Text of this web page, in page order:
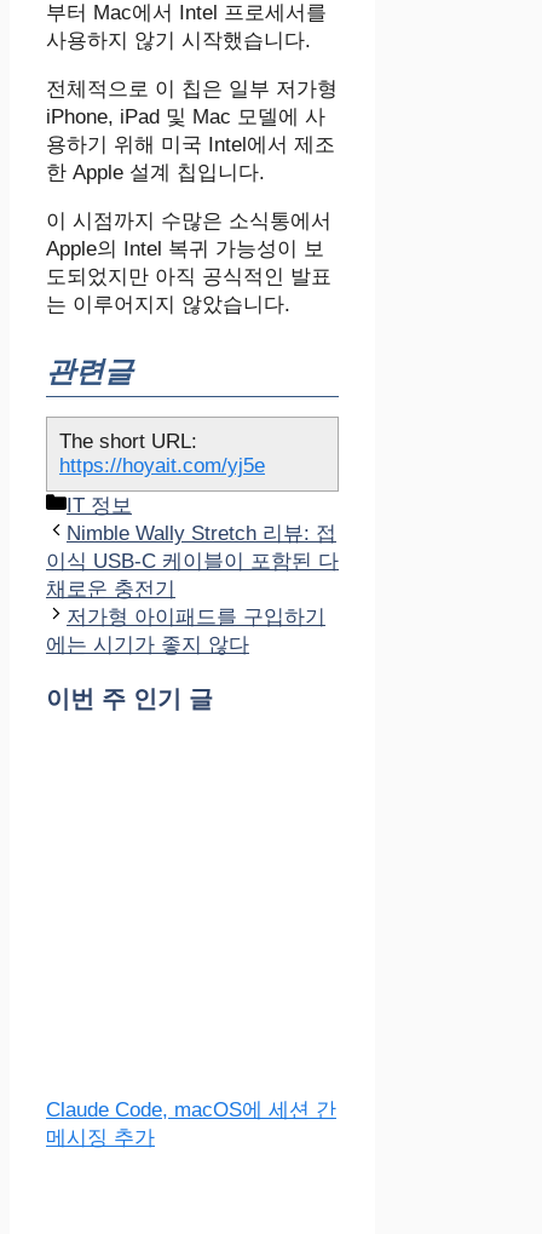
부터 Mac에서 Intel 프로세서를
사용하지 않기 시작했습니다.
전체적으로 이 칩은 일부 저가형
iPhone, iPad 및 Mac 모델에 사
용하기 위해 미국 Intel에서 제조
한 Apple 설계 칩입니다.
이 시점까지 수많은 소식통에서
Apple의 Intel 복귀 가능성이 보
도되었지만 아직 공식적인 발표
는 이루어지지 않았습니다.
관련글
The short URL:
https://hoyait.com/yj5e
카
테
고
리
IT 정보
Nimble Wally Stretch 리뷰: 접
이식 USB-C 케이블이 포함된 다
채로운 충전기
저가형 아이패드를 구입하기
에는 시기가 좋지 않다
이번 주 인기 글
Claude Code, macOS에 세션 간
메시징 추가